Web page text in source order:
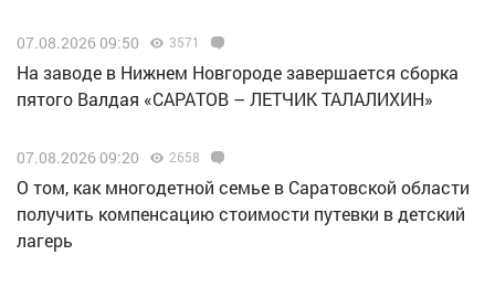
07.08.2026 09:50 3571
Н️а заводе в Нижнем Новгороде завершается сборка
пятого Валдая «САРАТОВ – ЛЕТЧИК ТАЛАЛИХИН»
07.08.2026 09:20 2658
О том, как многодетной семье в Саратовской области
получить компенсацию стоимости путевки в детский
лагерь